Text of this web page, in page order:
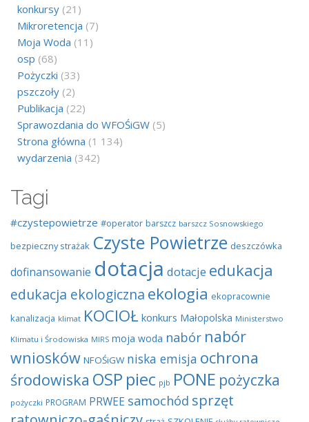
konkursy (21)
Mikroretencja (7)
Moja Woda (11)
osp (68)
Pożyczki (33)
pszczoły (2)
Publikacja (22)
Sprawozdania do WFOŚiGW (5)
Strona główna (1 134)
wydarzenia (342)
Tagi
#czystepowietrze #operator barszcz barszcz Sosnowskiego
bezpieczny strażak Czyste Powietrze deszczówka
dofinansowanie dotacja dotacje edukacja
edukacja ekologiczna ekologia ekopracownie
kanalizacja klimat KOCIOŁ konkurs Małopolska Ministerstwo
Klimatu i Środowiska MIRS moja woda nabór nabór
wniosków NFOŚiGW niska emisja ochrona
środowiska OSP piec pjb PONE pożyczka
pożyczki PROGRAM PRWEE samochód sprzęt